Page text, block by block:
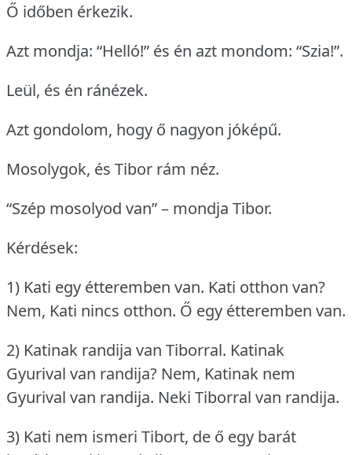
Ő időben érkezik.
Azt mondja: “Helló!” és én azt mondom: “Szia!”.
Leül, és én ránézek.
Azt gondolom, hogy ő nagyon jóképű.
Mosolygok, és Tibor rám néz.
“Szép mosolyod van” – mondja Tibor.
Kérdések:
1) Kati egy étteremben van. Kati otthon van?
Nem, Kati nincs otthon. Ő egy étteremben van.
2) Katinak randija van Tiborral. Katinak
Gyurival van randija? Nem, Katinak nem
Gyurival van randija. Neki Tiborral van randija.
3) Kati nem ismeri Tibort, de ő egy barát